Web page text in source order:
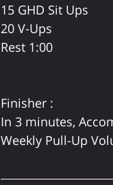
15 GHD Sit Ups
20 V-Ups
Rest 1:00
Finisher :
In 3 minutes,
Weekly Pull-Up